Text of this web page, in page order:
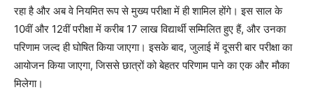
रहा है और अब वे नियमित रूप से मुख्य परीक्षा में ही शामिल होंगे। इस साल के
10वीं और 12वीं परीक्षा में करीब 17 लाख विद्यार्थी सम्मिलित हुए हैं, और उनका
परिणाम जल्द ही घोषित किया जाएगा। इसके बाद, जुलाई में दूसरी बार परीक्षा का
आयोजन किया जाएगा, जिससे छात्रों को बेहतर परिणाम पाने का एक और मौका
मिलेगा।